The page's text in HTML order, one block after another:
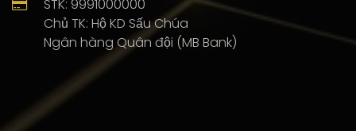
STK: 9991000000
Chủ TK: Hộ KD Sấu Chúa
Ngân hàng Quân đội (MB Bank)